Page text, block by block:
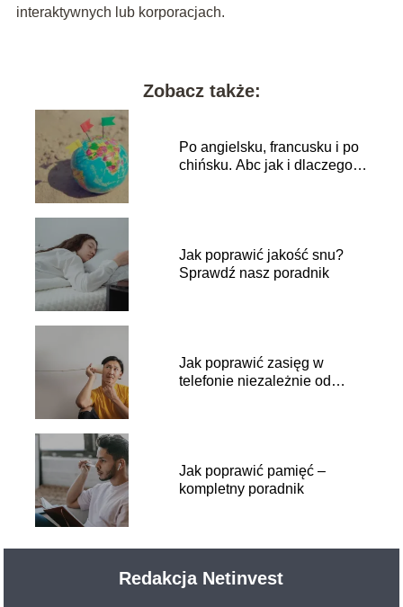
interaktywnych lub korporacjach.
Zobacz także:
Po angielsku, francusku i po
chińsku. Abc jak i dlaczego
Jak poprawić jakość snu?
Sprawdź nasz poradnik
Jak poprawić zasięg w
telefonie niezależnie od
Jak poprawić pamięć –
kompletny poradnik
Redakcja Netinvest